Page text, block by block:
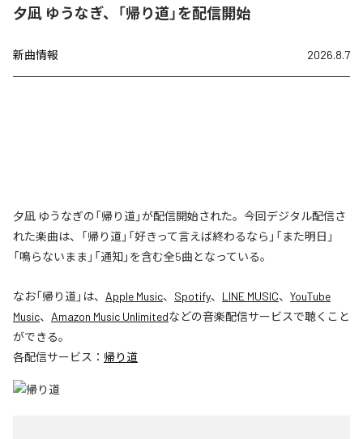
夕凪 ゆうなぎ、「帰り道」を配信開始
新曲情報 2026.8.7
夕凪 ゆうなぎの「帰り道」が配信開始された。今回デジタル配信さ
れた楽曲は、「帰り道」「好きって言えば終わるなら」「また明日」
「鳴らないまま」「通知」を含む全5曲となっている。
なお「帰り道」は、 Apple Music、 Spotify、 LINE MUSIC、 YouTube
Music、 Amazon Music Unlimitedなどの音楽配信サービスで聴くこと
ができる。
各配信サービス： 帰り道